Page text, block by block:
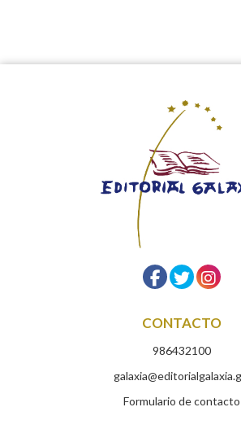
CONTACTO
986432100
Formulario de contacto